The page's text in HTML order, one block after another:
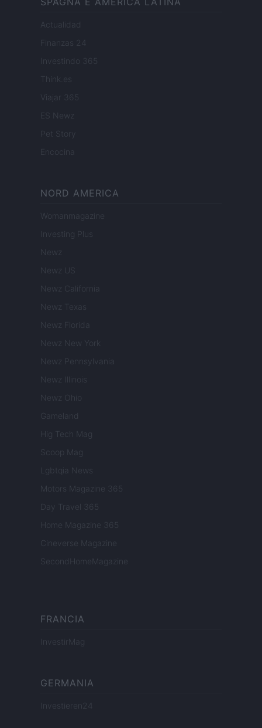
Actualidad
Finanzas 24
Investindo 365
Think.es
Viajar 365
ES Newz
Pet Story
Encocina
NORD AMERICA
Womanmagazine
Investing Plus
Newz
Newz US
Newz California
Newz Texas
Newz Florida
Newz New York
Newz Pennsylvania
Newz Illinois
Newz Ohio
Gameland
Hig Tech Mag
Scoop Mag
Lgbtqia News
Motors Magazine 365
Day Travel 365
Home Magazine 365
Cineverse Magazine
SecondHomeMagazine
FRANCIA
InvestirMag
GERMANIA
Investieren24